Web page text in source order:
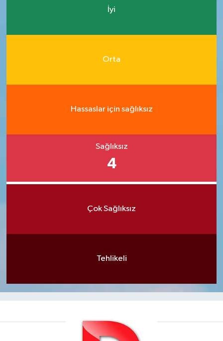
İyi
Orta
Hassaslar için sağlıksız
Sağlıksız
4
Çok Sağlıksız
Tehlikeli